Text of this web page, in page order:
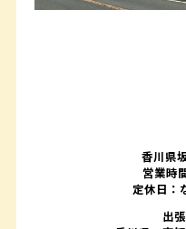
香川県
営業時
定休日：
出